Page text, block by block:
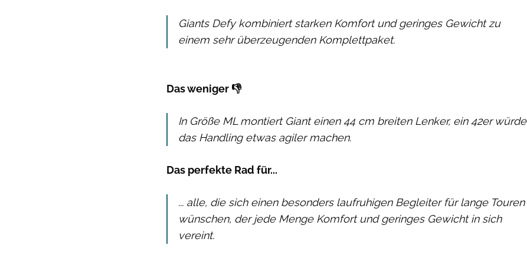
Giants Defy kombiniert starken Komfort und geringes Gewicht zu
einem sehr überzeugenden Komplettpaket.
Das weniger 👎
In Größe ML montiert Giant einen 44 cm breiten Lenker, ein 42er würde
das Handling etwas agiler machen.
Das perfekte Rad für...
... alle, die sich einen besonders laufruhigen Begleiter für lange Touren
wünschen, der jede Menge Komfort und geringes Gewicht in sich
vereint.